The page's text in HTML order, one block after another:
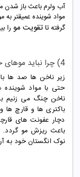
آب ولرم باعث باز شدن
مواد شوینده عمیقتر به
گرفته تاتقویت مو را
4) چرا نباید موهای خود را با ناخن بشوئیم ؟
زیر ناخن ها صد ها
حتی با مواد
ناخن چنگ می زنیم
باکتری ها و قارچ
دچار عفونت های
باعث ریزش مو گردد.
نوک انگستان خود به